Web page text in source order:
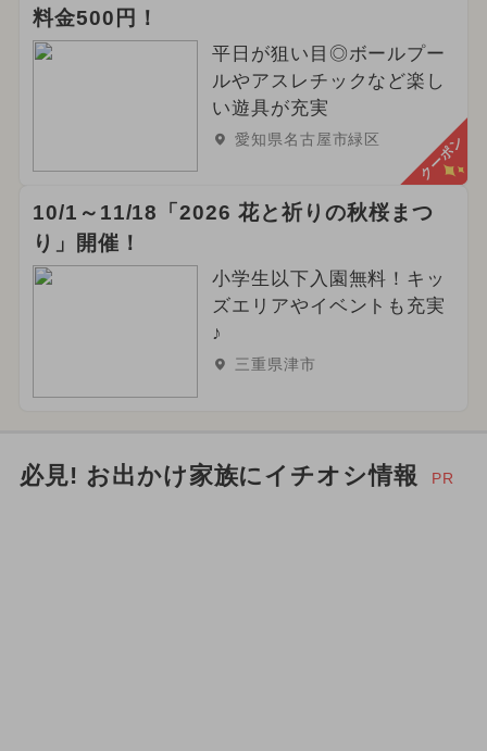
料金500円！
平日が狙い目◎ボールプー
ルやアスレチックなど楽し
い遊具が充実
愛知県名古屋市緑区 クーポン
10/1～11/18「2026 花と祈りの秋桜まつ
り」開催！
小学生以下入園無料！キッ
ズエリアやイベントも充実
♪
三重県津市
必見! お出かけ家族にイチオシ情報 PR